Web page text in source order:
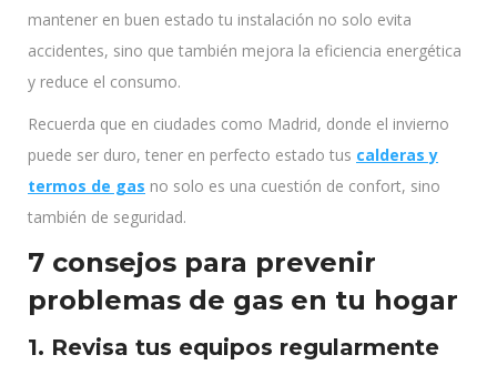
mantener en buen estado tu instalación no solo evita
accidentes, sino que también mejora la eficiencia energética
y reduce el consumo.
Recuerda que en ciudades como Madrid, donde el invierno
puede ser duro, tener en perfecto estado tus calderas y
termos de gas no solo es una cuestión de confort, sino
también de seguridad.
7 consejos para prevenir
problemas de gas en tu hogar
1. Revisa tus equipos regularmente